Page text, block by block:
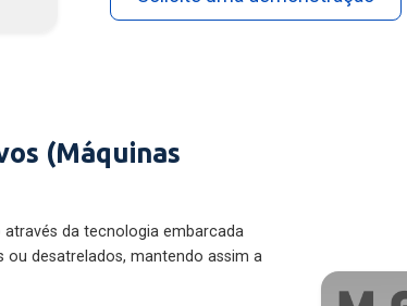
(Máquinas
da tecnologia embarcada
desatrelados, mantendo assim a